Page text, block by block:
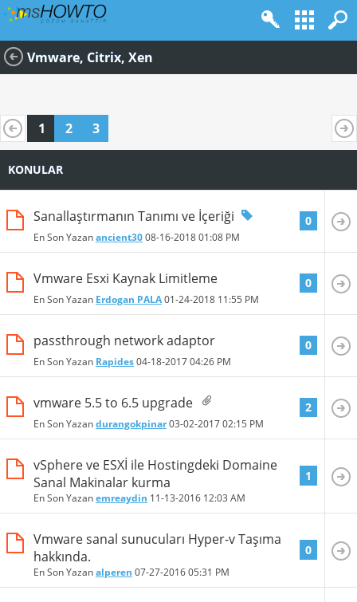
Vmware, Citrix, Xen
1 2 3
KONULAR
Sanallaştırmanın Tanımı ve İçeriği
En Son Yazanancient3008-16-201801:08 PM
0
Vmware Esxi Kaynak Limitleme
En Son Yazan Erdogan PALA01-24-2018 11:55 PM
0
passthrough network adaptor
En Son Yazan Rapides04-18-201704:26 PM
0
vmware 5.5 to 6.5 upgrade
En Son Yazandurangokpinar03-02-201702:15 PM
2
vSphere ve ESXİ ile Hostingdeki Domaine
Sanal Makinalar kurma
En Son Yazanemreaydin 11-13-2016 12:03 AM
1
Vmware sanal sunucuları Hyper-v Taşıma
hakkında.
En Son Yazanalperen 07-27-201605:31 PM
0